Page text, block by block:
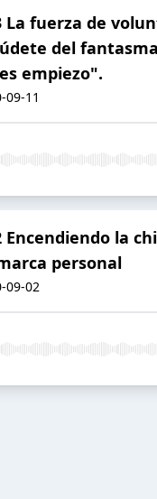
La fuerza de
del
empiezo".
09-11
Encendiendo la
personal
09-02